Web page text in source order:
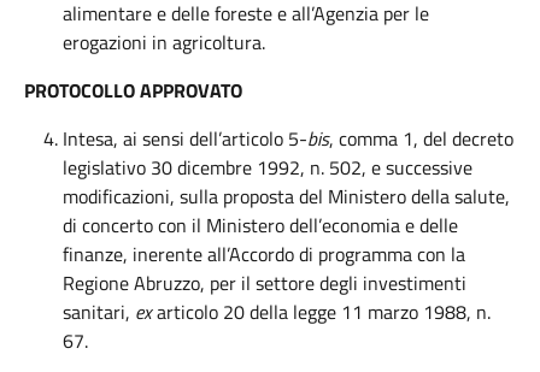
alimentare e delle foreste e all’Agenzia per le
erogazioni in agricoltura.
PROTOCOLLO APPROVATO
Intesa, ai sensi dell’articolo 5-bis, comma 1, del decreto
legislativo 30 dicembre 1992, n. 502, e successive
modificazioni, sulla proposta del Ministero della salute,
di concerto con il Ministero dell’economia e delle
finanze, inerente all’Accordo di programma con la
Regione Abruzzo, per il settore degli investimenti
sanitari, exarticolo 20 della legge 11 marzo 1988, n.
67.